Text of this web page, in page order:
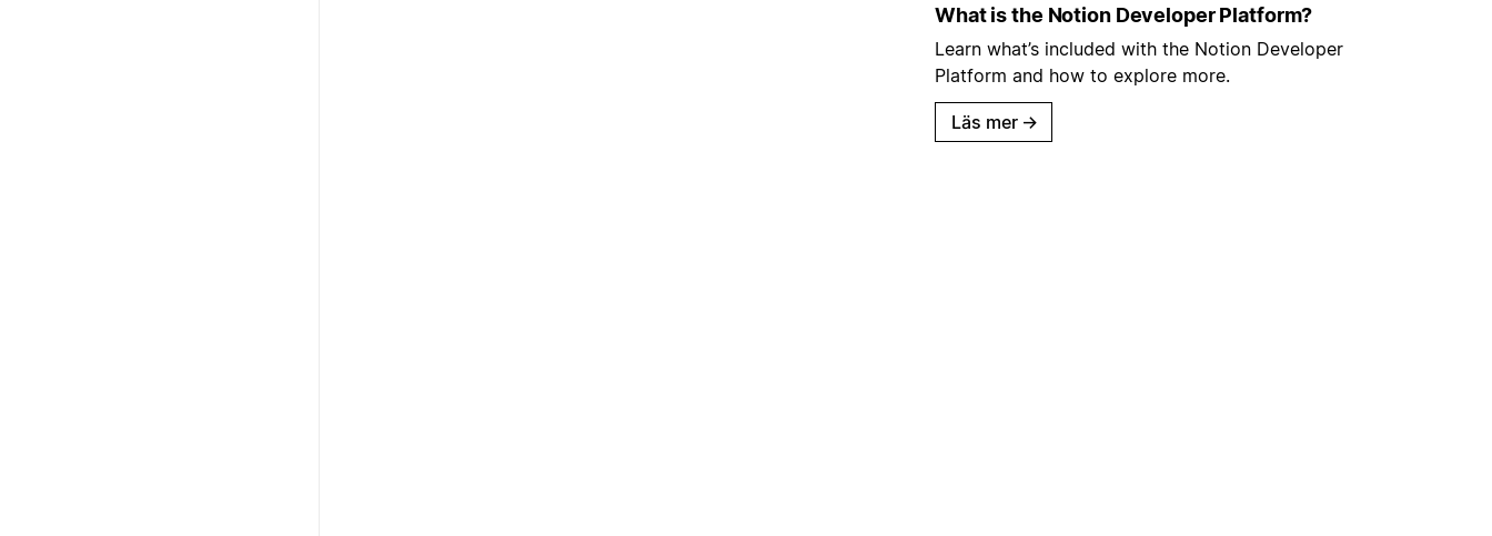
What is the Notion Developer Platform?
Learn what’s included with the Notion Developer
Platform and how to explore more.
Läs mer →